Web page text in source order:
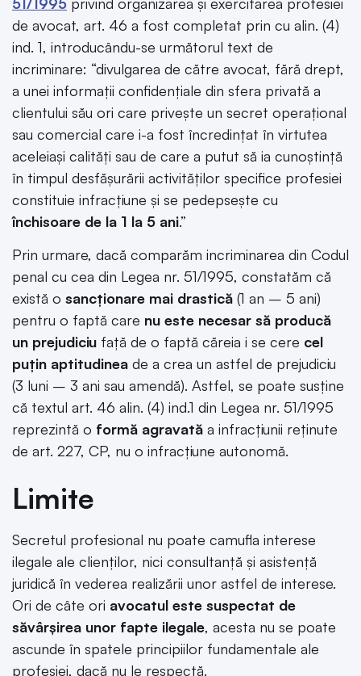
de avocat, art. 46 a fost completat prin cu alin. (4)
ind. 1, introducându-se următorul text de
incriminare: “divulgarea de către avocat, fără drept,
a unei informații confidențiale din sfera privată a
clientului său ori care privește un secret operațional
sau comercial care i-a fost încredințat în virtutea
aceleiași calități sau de care a putut să ia cunoștință
în timpul desfășurării activităților specifice profesiei
constituie infracțiune și se pedepsește cu
închisoare de la 1 la 5 ani.”
Prin urmare, dacă comparăm incriminarea din Codul
penal cu cea din Legea nr. 51/1995, constatăm că
există o sancționare mai drastică (1 an – 5 ani)
pentru o faptă care nu este necesar să producă
un prejudiciu față de o faptă căreia i se cere cel
puțin aptitudinea de a crea un astfel de prejudiciu
(3 luni – 3 ani sau amendă). Astfel, se poate susține
că textul art. 46 alin. (4) ind.1 din Legea nr. 51/1995
reprezintă o formă agravată a infracțiunii reținute
de art. 227, CP, nu o infracțiune autonomă.
Limite
Secretul profesional nu poate camufla interese
ilegale ale clienților, nici consultanță și asistență
juridică în vederea realizării unor astfel de interese.
Ori de câte ori avocatul este suspectat de
săvârșirea unor fapte ilegale, acesta nu se poate
ascunde în spatele principiilor fundamentale ale
profesiei, dacă nu le respectă.